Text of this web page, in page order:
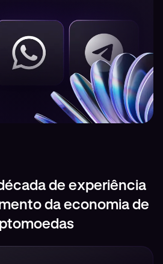
de experiência
da economia de